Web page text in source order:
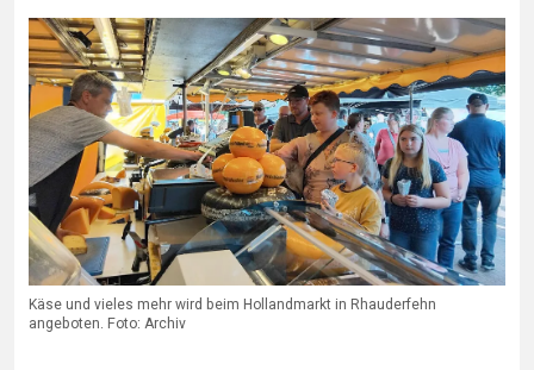
Käse und vieles mehr wird beim Hollandmarkt in Rhauderfehn
angeboten. Foto: Archiv